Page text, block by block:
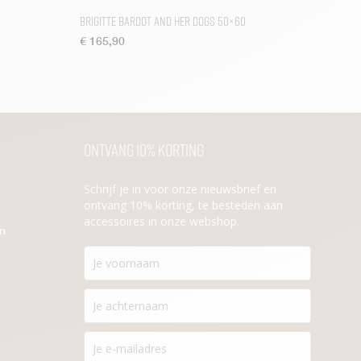
Brigitte Bardot and her Dogs 50×60
€ 165,90
Ontvang 10% korting
Schrijf je in voor onze nieuwsbrief en
ontvang 10% korting, te besteden aan
accessoires in onze webshop.